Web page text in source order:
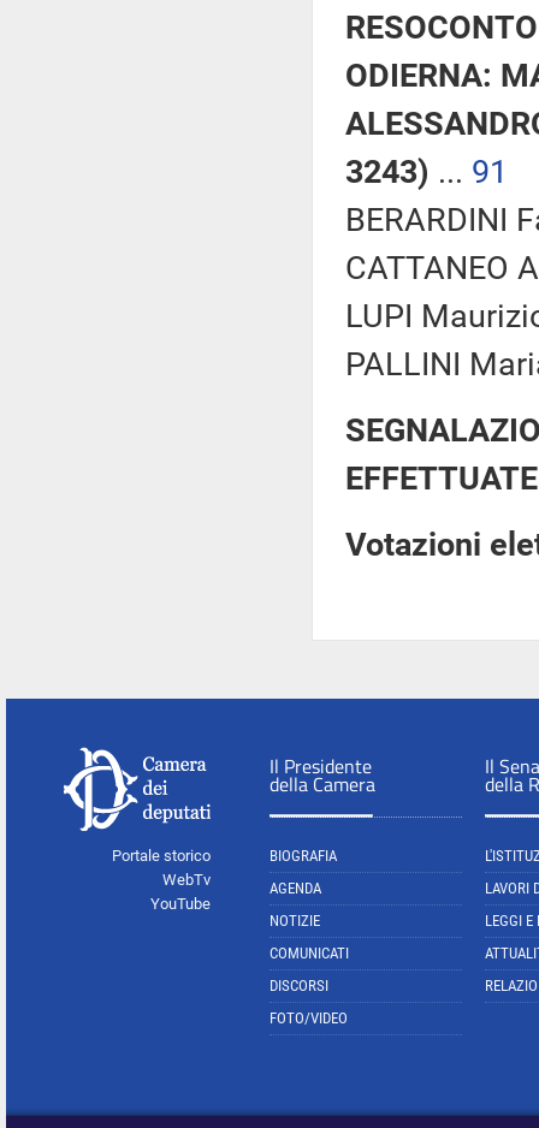
ODIERNA:
3243) ... 91
BERARDINI
CATTANEO
LUPI
PALLINI
Votazioni
Portale storico
WebTv
YouTube
Il Presidente
della Camera
BIOGRAFIA
AGENDA
NOTIZIE
COMUNICATI
DISCORSI
FOTO/VIDEO
Il
della
LAVORI
LEGGI E